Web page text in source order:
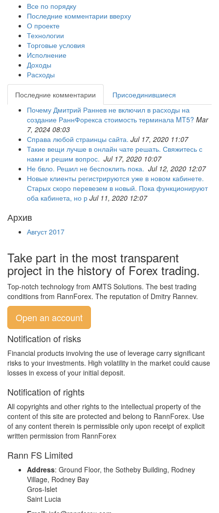
Все по порядку
Последние комментарии вверху
О проекте
Технологии
Торговые условия
Исполнение
Доходы
Расходы
Последние комментарии
Присоединившиеся
Почему Дмитрий Раннев не включил в расходы на
создание РаннФорекса стоимость терминала MT5? Mar
7, 2024 08:03
Справа любой страинцы сайта. Jul 17, 2020 11:07
Такие вещи лучше в онлайн чате решать. Свяжитесь с
нами и решим вопрос. Jul 17, 2020 10:07
Не бвло. Решил не беспоклить пока. Jul 12, 2020 12:07
Новые клиенты регистрируются уже в новом кабинете.
Старых скоро перевезем в новый. Пока функционируют
оба кабинета, но р Jul 11, 2020 12:07
Архив
Август 2017
Take part in the most transparent
project in the history of Forex trading.
Top-notch technology from AMTS Solutions. The best trading
conditions from RannForex. The reputation of Dmitry Rannev.
Open an account
Notification of risks
Financial products involving the use of leverage carry significant
risks to your investments. High volatility in the market could cause
losses in excess of your initial deposit.
Notification of rights
All copyrights and other rights to the intellectual property of the
content of this site are protected and belong to RannForex. Use
of any content therein is permissible only upon receipt of explicit
written permission from RannForex
Rann FS Limited
Address: Ground Floor, the Sotheby Building, Rodney
Village, Rodney Bay
Gros-Islet
Saint Lucia